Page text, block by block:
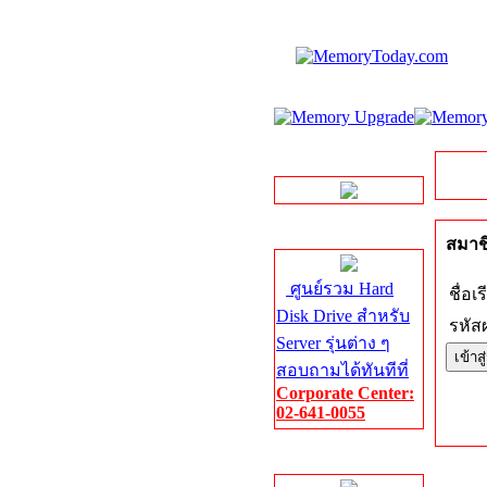
ศูนย์รวม Hard
Disk Drive สำหรับ
Server รุ่นต่าง ๆ
สอบถามได้ทันทีที่
Corporate Center:
02-641-0055
สมา
ชื่อเ
รหัส